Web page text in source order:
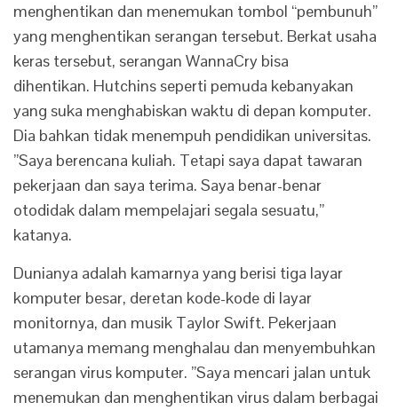
menghentikan dan menemukan tombol “pembunuh”
yang menghentikan serangan tersebut. Berkat usaha
keras tersebut, serangan WannaCry bisa
dihentikan. Hutchins seperti pemuda kebanyakan
yang suka menghabiskan waktu di depan komputer.
Dia bahkan tidak menempuh pendidikan universitas.
”Saya berencana kuliah. Tetapi saya dapat tawaran
pekerjaan dan saya terima. Saya benar-benar
otodidak dalam mempelajari segala sesuatu,”
katanya.
Dunianya adalah kamarnya yang berisi tiga layar
komputer besar, deretan kode-kode di layar
monitornya, dan musik Taylor Swift. Pekerjaan
utamanya memang menghalau dan menyembuhkan
serangan virus komputer. ”Saya mencari jalan untuk
menemukan dan menghentikan virus dalam berbagai